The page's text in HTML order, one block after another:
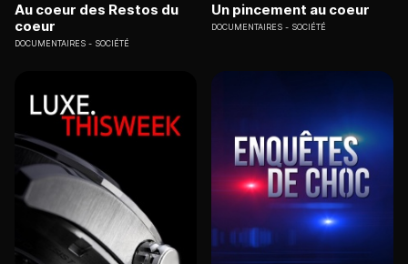
Au coeur des Restos du
coeur
DOCUMENTAIRES SOCIÉTÉ
Un pincement au coeur
DOCUMENTAIRES SOCIÉTÉ